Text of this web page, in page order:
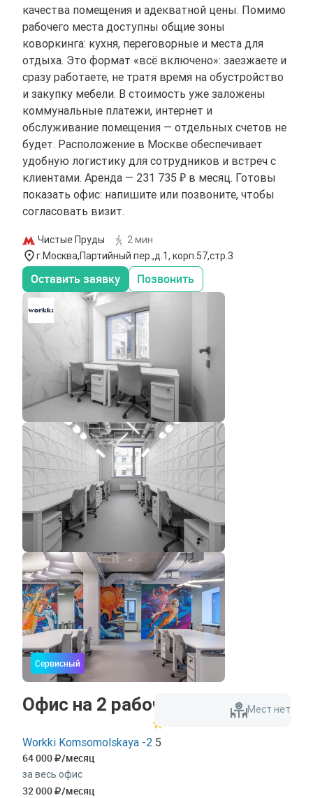
качества помещения и адекватной цены. Помимо
рабочего места доступны общие зоны
коворкинга: кухня, переговорные и места для
отдыха. Это формат «всё включено»: заезжаете и
сразу работаете, не тратя время на обустройство
и закупку мебели. В стоимость уже заложены
коммунальные платежи, интернет и
обслуживание помещения — отдельных счетов не
будет. Расположение в Москве обеспечивает
удобную логистику для сотрудников и встреч с
клиентами. Аренда — 231 735 ₽ в месяц. Готовы
показать офис: напишите или позвоните, чтобы
согласовать визит.
Чистые Пруды
2 мин
г.Москва,Партийный пер.,д.1, корп.57,стр.3
Оставить заявку Позвонить
Сервисный
Офис на 2 рабочих места
Workki Komsomolskaya -2 5
64 000 /месяц
за весь офис
32 000 /месяц
Мест нет